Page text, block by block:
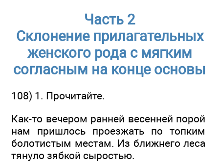
Часть 2
Склонение прилагательных
женского рода с мягким
согласным на конце основы
108) 1. Прочитайте.
Как-то вечером ранней весенней порой
нам пришлось проезжать по топким
болотистым местам. Из ближнего леса
тянуло зябкой сыростью.